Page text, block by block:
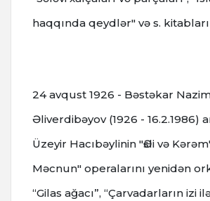
haqqında qeydlər" və s.
24 avqust 1926 - Bəstəkar
Əliverdibəyov (1926 - 16.2.1986)
Üzeyir Hacıbəylinin "Әsli vә
Mәcnun" operalarını yenidәn
“Gilas ağacı”, “Çarvadarların izi